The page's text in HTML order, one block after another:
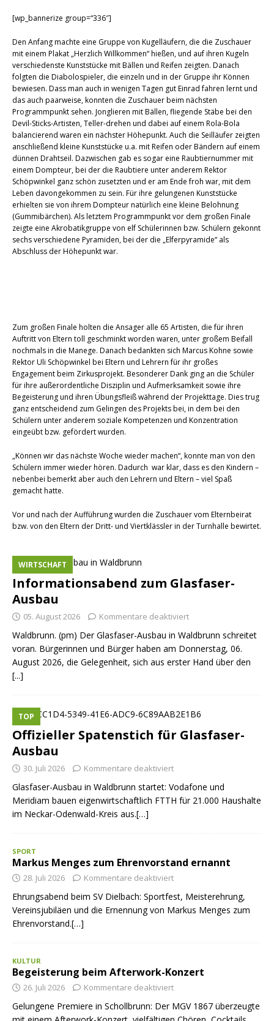
[wp_bannerize group=“336″]
Den Anfang machte eine Gruppe von Kugelläufern, die die Zuschauer
mit einem Plakat „Herzlich Willkommen“ hießen, und auf ihren Kugeln
verschiedenste Kunststücke mit Bällen und Reifen zeigten. Danach
folgten die Diabolospieler, die einzeln und in der Gruppe ihr Können
bewiesen. Dass man auch in wenigen Tagen gut Einrad fahren lernt und
das auch paarweise, konnten die Zuschauer beim nächsten
Programmpunkt sehen. Jonglieren mit Bällen, fliegende Stäbe bei den
Devil-Sticks-Artisten, Teller-drehen und dabei auf einem Rola-Bola
balancierend waren ein nächster Höhepunkt. Auch die Seilläufer zeigten
anschließend kleine Kunststücke u.a. mit Reifen oder Bändern auf einem
dünnen Drahtseil. Dazwischen gab es sogar eine Raubtiernummer mit
einem Dompteur, bei der die Raubtiere unter anderem Rektor
Schöpwinkel ganz schön zusetzten und er am Ende froh war, mit dem
Leben davongekommen zu sein. Für ihre gelungenen Kunststücke
erhielten sie von ihrem Dompteur natürlich eine kleine Belohnung
(Gummibärchen). Als letztem Programmpunkt vor dem großen Finale
zeigte eine Akrobatikgruppe von elf Schülerinnen bzw. Schülern gekonnt
sechs verschiedene Pyramiden, bei der die „Elferpyramide“ als
Abschluss der Höhepunkt war.
Zum großen Finale holten die Ansager alle 65 Artisten, die für ihren
Auftritt von Eltern toll geschminkt worden waren, unter großem Beifall
nochmals in die Manege. Danach bedankten sich Marcus Kohne sowie
Rektor Uli Schöpwinkel bei Eltern und Lehrern für ihr großes
Engagement beim Zirkusprojekt. Besonderer Dank ging an die Schüler
für ihre außerordentliche Disziplin und Aufmerksamkeit sowie ihre
Begeisterung und ihren Übungsfleiß während der Projekttage. Dies trug
ganz entscheidend zum Gelingen des Projekts bei, in dem bei den
Schülern unter anderem soziale Kompetenzen und Konzentration
eingeübt bzw. gefördert wurden.
„Können wir das nächste Woche wieder machen“, konnte man von den
Schülern immer wieder hören. Dadurch war klar, dass es den Kindern –
nebenbei bemerkt aber auch den Lehrern und Eltern – viel Spaß
gemacht hatte.
Vor und nach der Aufführung wurden die Zuschauer vom Elternbeirat
bzw. von den Eltern der Dritt- und Viertklässler in der Turnhalle bewirtet.
Informationsabend zum Glasfaser-
Ausbau
WIRTSCHAFT
05. August 2026 Kommentare deaktiviert
Waldbrunn. (pm) Der Glasfaser-Ausbau in Waldbrunn schreitet
voran. Bürgerinnen und Bürger haben am Donnerstag, 06.
August 2026, die Gelegenheit, sich aus erster Hand über den
[...]
Offizieller Spatenstich für Glasfaser-
Ausbau
TOP
30. Juli 2026 Kommentare deaktiviert
Glasfaser-Ausbau in Waldbrunn startet: Vodafone und
Meridiam bauen eigenwirtschaftlich FTTH für 21.000 Haushalte
im Neckar-Odenwald-Kreis aus.[…]
SPORT
Markus Menges zum Ehrenvorstand ernannt
28. Juli 2026 Kommentare deaktiviert
Ehrungsabend beim SV Dielbach: Sportfest, Meisterehrung,
Vereinsjubiläen und die Ernennung von Markus Menges zum
Ehrenvorstand.[…]
KULTUR
Begeisterung beim Afterwork-Konzert
26. Juli 2026 Kommentare deaktiviert
Gelungene Premiere in Schollbrunn: Der MGV 1867 überzeugte